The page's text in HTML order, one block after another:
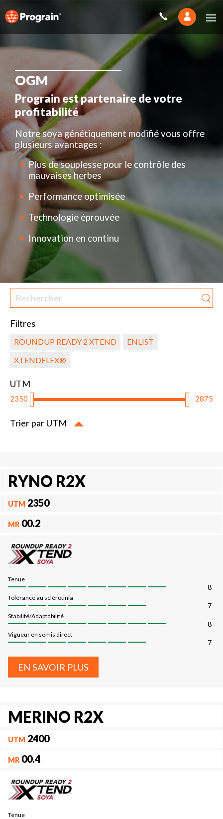
OGM
Prograin est partenaire de votre
profitabilité
Notre soya génétiquement modifié vous offre
plusieurs avantages :
Plus de souplesse pour le contrôle des
mauvaises herbes
Performance optimisée
Technologie éprouvée
Innovation en continu
Filtres
ROUNDUP READY 2 XTEND
ENLIST
XTENDFLEX®
UTM
2350 2875
Trier par UTM
RYNO R2X
UTM 2350
MR 00.2
Tenue
8
Tolérance au sclérotinia
7
Stabilité/Adaptabilité
8
Vigueur en semis direct
7
EN SAVOIR PLUS
MERINO R2X
UTM 2400
MR 00.4
Tenue